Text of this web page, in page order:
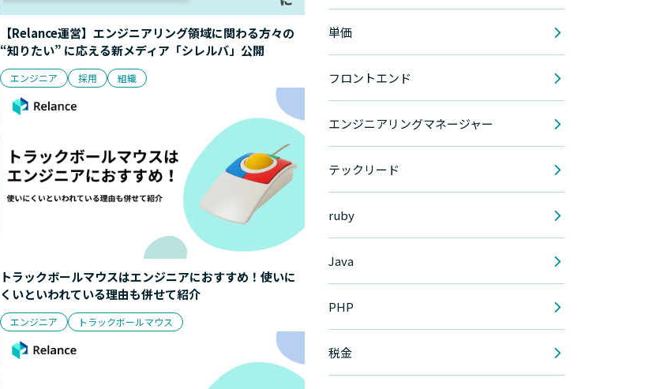
【Relance運営】エンジニアリング領域に関わる方々の
“知りたい” に応える新メディア「シレルバ」公開
エンジニア 採用 組織
トラックボールマウスはエンジニアにおすすめ！使いに
くいといわれている理由も併せて紹介
エンジニア トラックボールマウス
単価
フロントエンド
エンジニアリングマネージャー
テックリード
ruby
Java
PHP
税金